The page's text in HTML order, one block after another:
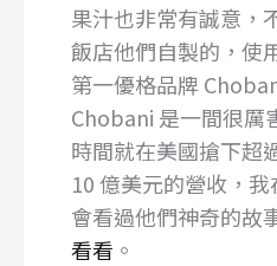
果汁也非常有誠意，
飯店他們自製的，使
第一優格品牌
Chobani 是一間很厲
時間就在美國搶下超
10 億美元的營收，
會看過他們神奇的故
看看 。